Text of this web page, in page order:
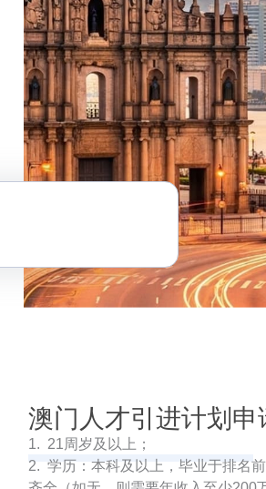
澳门人才引进计划申
1. 21周岁及以上；
2. 学历：本科及以上，毕业于排名